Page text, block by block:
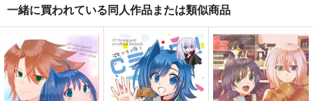
一緒に買われている同人作品または類似商品